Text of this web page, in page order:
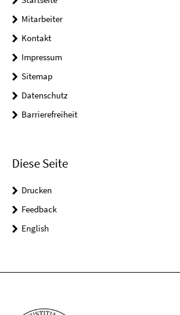
Mitarbeiter
Kontakt
Impressum
Sitemap
Datenschutz
Barrierefreiheit
Diese Seite
Drucken
Feedback
English